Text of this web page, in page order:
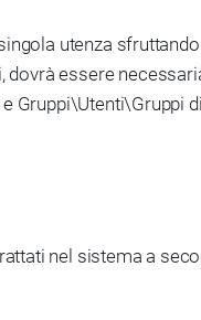
utenza
essere
Gruppi\Utenti\Gruppi
nel sistema a